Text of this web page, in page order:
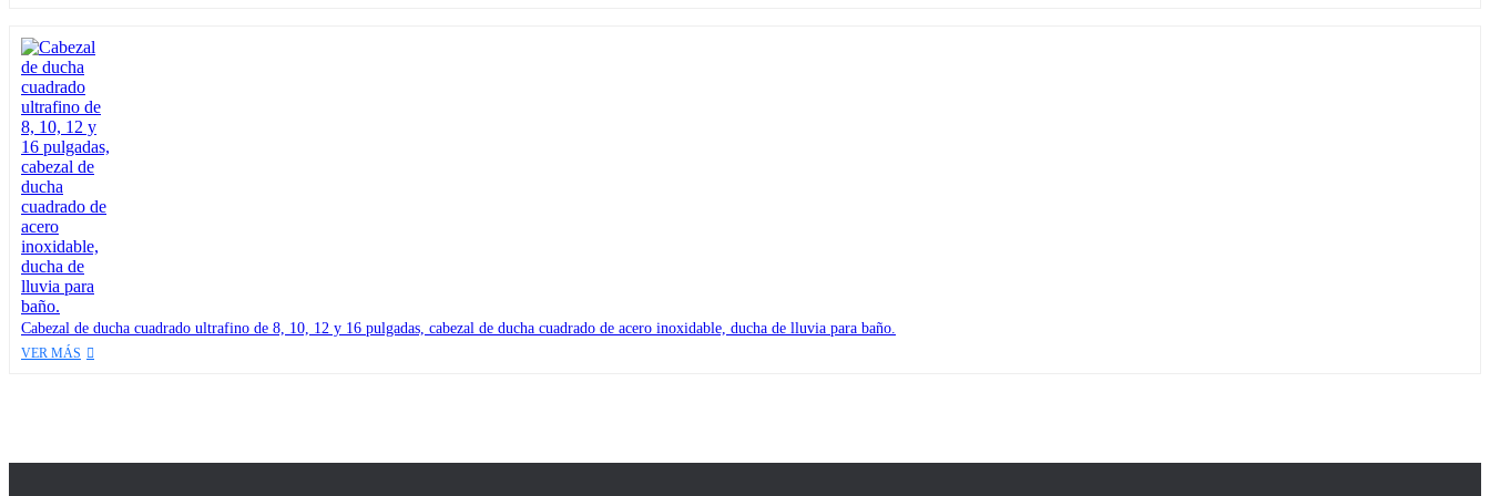
Cabezal de ducha cuadrado ultrafino de 8, 10, 12 y 16 pulgadas, cabezal de ducha cuadrado de acero inoxidable, ducha de lluvia para baño.
VER MÁS